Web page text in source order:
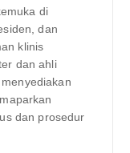
di
dan
klinis
dan ahli
dan prosedur